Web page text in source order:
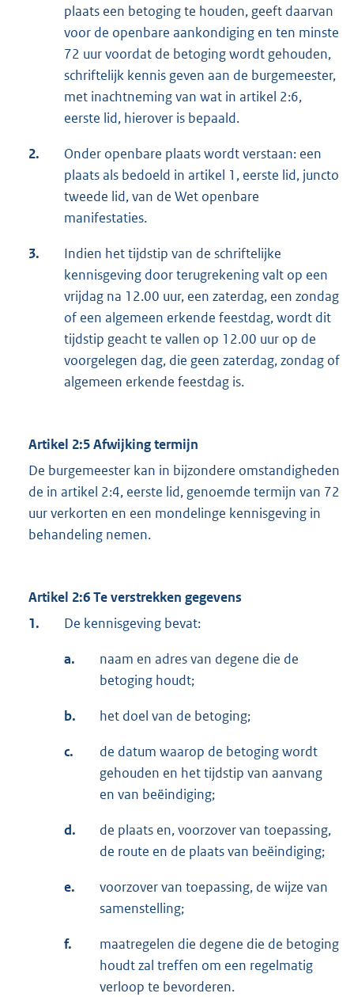
plaats een betoging te houden, geeft daarvan
voor de openbare aankondiging en ten minste
72 uur voordat de betoging wordt gehouden,
schriftelijk kennis geven aan de burgemeester,
met inachtneming van wat in artikel 2:6,
eerste lid, hierover is bepaald.
2.
Onder openbare plaats wordt verstaan: een
plaats als bedoeld in artikel 1, eerste lid, juncto
tweede lid, van de Wet openbare
manifestaties.
3.
Indien het tijdstip van de schriftelijke
kennisgeving door terugrekening valt op een
vrijdag na 12.00 uur, een zaterdag, een zondag
of een algemeen erkende feestdag, wordt dit
tijdstip geacht te vallen op 12.00 uur op de
voorgelegen dag, die geen zaterdag, zondag of
algemeen erkende feestdag is.
Artikel 2:5 Afwijking termijn
De burgemeester kan in bijzondere omstandigheden
de in artikel 2:4, eerste lid, genoemde termijn van 72
uur verkorten en een mondelinge kennisgeving in
behandeling nemen.
Artikel 2:6 Te verstrekken gegevens
1.
De kennisgeving bevat:
a.
naam en adres van degene die de
betoging houdt;
b. het doel van de betoging;
c.
de datum waarop de betoging wordt
gehouden en het tijdstip van aanvang
en van beëindiging;
d.
de plaats en, voorzover van toepassing,
de route en de plaats van beëindiging;
e.
voorzover van toepassing, de wijze van
samenstelling;
f.
maatregelen die degene die de betoging
houdt zal treffen om een regelmatig
verloop te bevorderen.